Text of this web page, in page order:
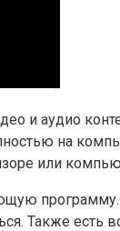
и аудио
на
или
Также есть